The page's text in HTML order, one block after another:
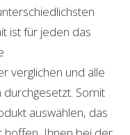
ist für jeden das
verglichen und alle
Somit
auswählen, das